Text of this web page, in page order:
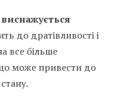
виснажується
до дратівливості і
все більше
може привести до